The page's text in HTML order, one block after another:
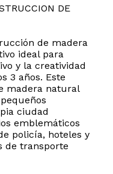
DE
de madera
ideal para
y la creatividad
3 años. Este
madera natural
ciudad
emblemáticos
policía, hoteles y
de transporte